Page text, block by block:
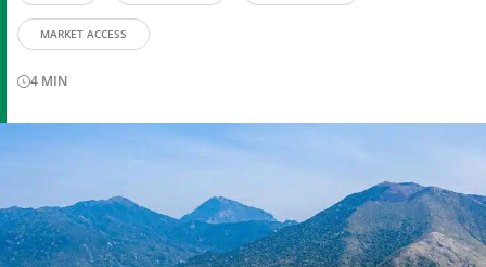
MARKET ACCESS
4 MIN